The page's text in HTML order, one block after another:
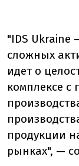
"IDS Ukraine
сложных
идет о
комплексе с
продукции
рынках", —